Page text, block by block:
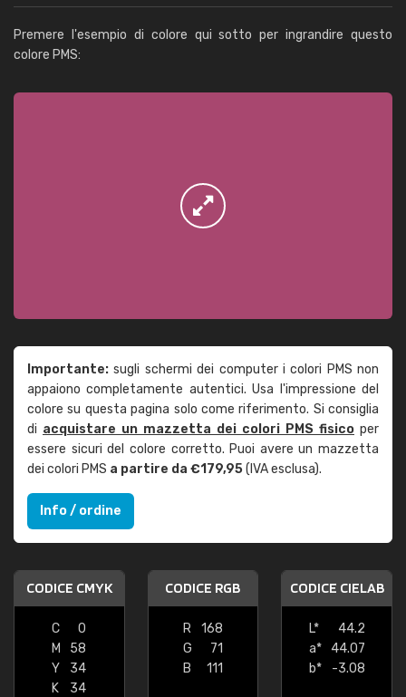
Premere l'esempio di colore qui sotto per ingrandire questo
colore PMS:
Importante: sugli schermi dei computer i colori PMS non
appaiono completamente autentici. Usa l'impressione del
colore su questa pagina solo come riferimento. Si consiglia
di acquistare un mazzetta dei colori PMS fisico per
essere sicuri del colore corretto. Puoi avere un mazzetta
dei colori PMS a partire da €179,95(IVA esclusa).
Info / ordine
CODICE CMYK
C
0
M
58
Y
34
K
34
CODICE RGB
R
168
G
71
B
111
CODICE CIELAB
L*
44.2
a*
44.07
b*
-3.08